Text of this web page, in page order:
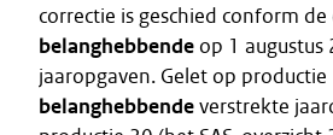
correctie is geschied conform
belanghebbende op 1
jaaropgaven. Gelet op
belanghebbendeverstrekte